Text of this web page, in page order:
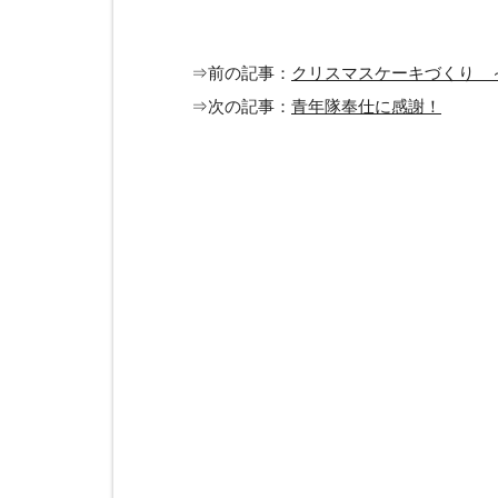
⇒前の記事： クリスマスケーキづくり
⇒次の記事： 青年隊奉仕に感謝！